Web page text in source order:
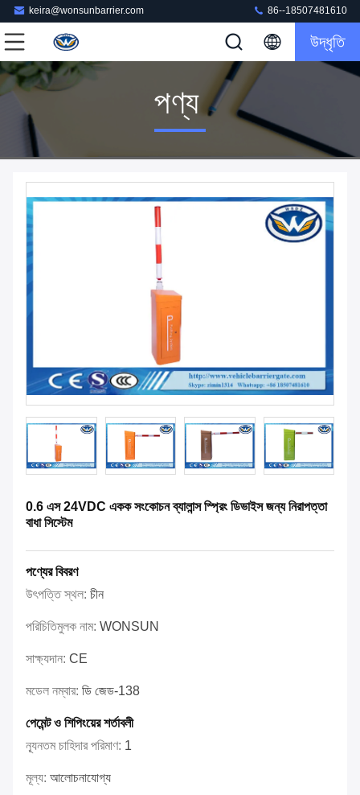
keira@wonsunbarrier.com 86--18507481610
উদ্ধৃতি
পণ্য
0.6 এস 24VDC একক সংকোচন ব্যালান্স স্প্রিং ডিভাইস জন্য নিরাপত্তা
বাধা সিস্টেম
পণ্যের বিবরণ
উৎপত্তি স্থল: চীন
পরিচিতিমুলক নাম: WONSUN
সাক্ষ্যদান: CE
মডেল নম্বার: ডি জেড-138
পেমেন্ট ও শিপিংয়ের শর্তাবলী
ন্যূনতম চাহিদার পরিমাণ: 1
মূল্য: আলোচনাযোগ্য